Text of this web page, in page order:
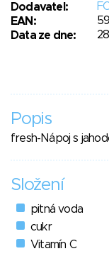
Dodavatel:
EAN:
Data ze dne:
Popis
fresh-Nápoj s
Složení
pitná voda
cukr
Vitamín C